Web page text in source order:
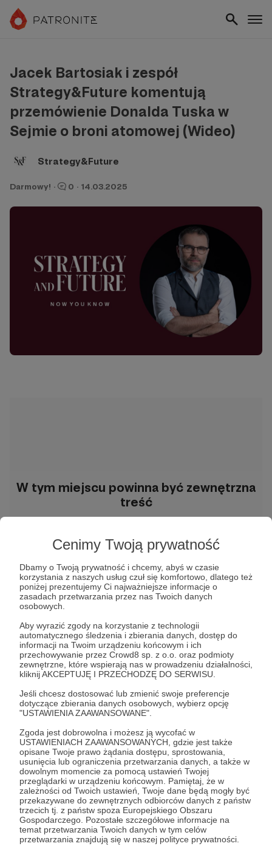
Cenimy Twoją prywatność
Dbamy o Twoją prywatność i chcemy, abyś w czasie
korzystania z naszych usług czuł się komfortowo, dlatego też
poniżej prezentujemy Ci najważniejsze informacje o
zasadach przetwarzania przez nas Twoich danych
osobowych.
Aby wyrazić zgody na korzystanie z technologii
automatycznego śledzenia i zbierania danych, dostęp do
informacji na Twoim urządzeniu końcowym i ich
przechowywanie przez Crowd8 sp. z o.o. oraz podmioty
zewnętrzne, które wspierają nas w prowadzeniu działalności,
kliknij AKCEPTUJĘ I PRZECHODZĘ DO SERWISU.
Jeśli chcesz dostosować lub zmienić swoje preferencje
dotyczące zbierania danych osobowych, wybierz opcję
"USTAWIENIA ZAAWANSOWANE".
Zgoda jest dobrowolna i możesz ją wycofać w
USTAWIENIACH ZAAWANSOWANYCH, gdzie jest także
opisane Twoje prawo żądania dostępu, sprostowania,
usunięcia lub ograniczenia przetwarzania danych, a także w
dowolnym momencie za pomocą ustawień Twojej
przeglądarki w urządzeniu końcowym. Pamiętaj, że w
zależności od Twoich ustawień, Twoje dane będą mogły być
przekazywane do zewnętrznych odbiorców danych z państw
trzecich tj. z państw spoza Europejskiego Obszaru
Gospodarczego. Pozostałe szczegółowe informacje na
temat przetwarzania Twoich danych w tym celów
przetwarzania znajdują się w naszej polityce prywatności.
Jacek Bartosiak i zespół
Strategy&Future komentują
przemówienie Donalda Tuska w
Sejmie o broni atomowej (Wideo)
Strategy&Future
Darmowy! · 0 · 14.03.2025
W tym miejscu powinna być zewnętrzna
treść
Jacek Bartosiak Marek Budzisz Marek Stefan
Albert Świdziński Wideo Program nuklearny
Strategia nuklearna
Udostępnij
Strategy&Future
Zobacz profil autora
Zobacz również